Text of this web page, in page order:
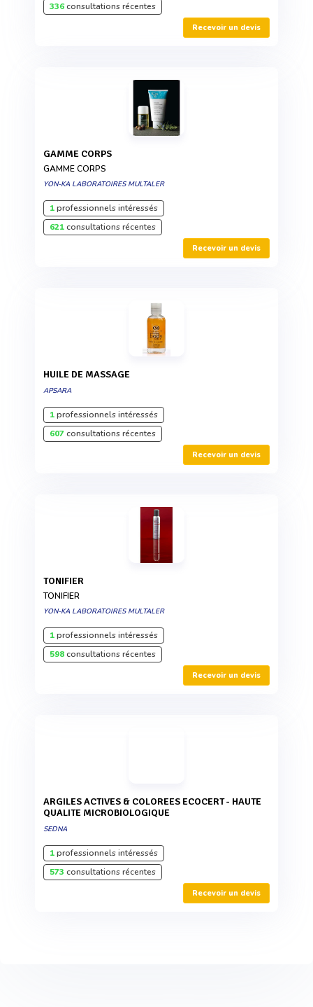
336consultations récentes
Recevoir un devis
GAMME CORPS
GAMME CORPS
YON-KA LABORATOIRES MULTALER
1professionnels intéressés
621consultations récentes
Recevoir un devis
HUILE DE MASSAGE
APSARA
1professionnels intéressés
607consultations récentes
Recevoir un devis
TONIFIER
TONIFIER
YON-KA LABORATOIRES MULTALER
1professionnels intéressés
598consultations récentes
Recevoir un devis
ARGILES ACTIVES & COLOREES ECOCERT - HAUTE
QUALITE MICROBIOLOGIQUE
SEDNA
1professionnels intéressés
573 consultations récentes
Recevoir un devis